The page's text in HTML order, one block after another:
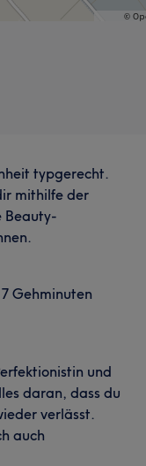
typgerecht.
mithilfe der
Beauty-
Gehminuten
und
daran, dass du
verlässt.
auch